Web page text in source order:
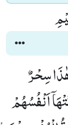
سِحْرٌ
اَنْفُسُهُمْ